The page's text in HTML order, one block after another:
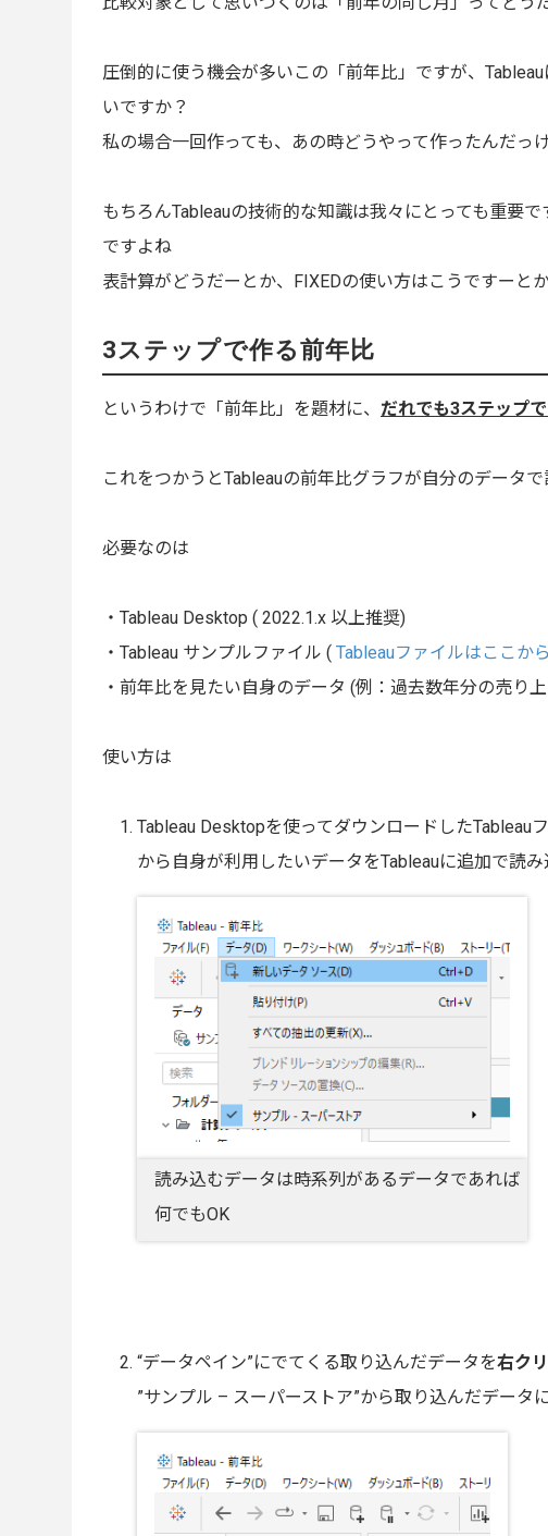
圧倒的に使う機会が多いこの「前年比」ですが、
いですか？
私の場合一回作っても、あの時どうやって作ったんだっ
もちろんTableauの技術的な知識は我々にとっても重要
ですよね
表計算がどうだーとか、FIXEDの使い方はこうですーと
3ステップで作る前年比
というわけで「前年比」を題材に、 だれでも3ステップ
これをつかうとTableauの前年比グラフが自分のデータ
必要なのは
・Tableau Desktop ( 2022.1.x 以上推奨)
・Tableau サンプルファイル ( Tableauファイルはここか
・前年比を見たい自身のデータ (例：過去数年分の売り上
使い方は
Tableau Desktopを使ってダウンロードしたTableau
から自身が利用したいデータをTableauに追加で読み
読み込むデータは時系列があるデータであれば
何でもOK
“データペイン”にでてくる取り込んだデータを右ク
”サンプル – スーパーストア”から取り込んだデータ